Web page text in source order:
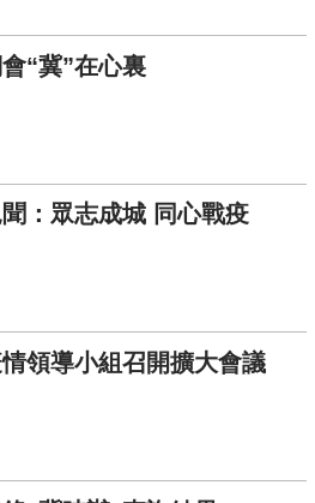
“冀”在心裏
：眾志成城 同心戰疫
領導小組召開擴大會議